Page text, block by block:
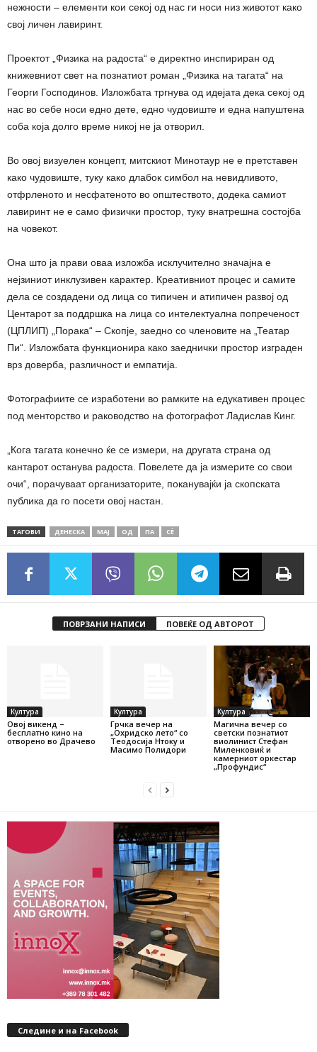
нежности – елементи кои секој од нас ги носи низ животот како
свој личен лавиринт.
Проектот „Физика на радоста“ е директно инспириран од
книжевниот свет на познатиот роман „Физика на тагата“ нa
Георги Господинов. Изложбата тргнува од идејата дека секој од
нас во себе носи едно дете, едно чудовиште и една напуштена
соба која долго време никој не ја отворил.
Во овој визуелен концепт, митскиот Минотаур не е претставен
како чудовиште, туку како длабок симбол на невидливото,
отфрленото и несфатеното во општеството, додека самиот
лавиринт не е само физички простор, туку внатрешна состојба
на човекот.
Она што ја прави оваа изложба исклучително значајна е
нејзиниот инклузивен карактер. Креативниот процес и самите
дела се создадени од лица со типичен и атипичен развој од
Центарот за поддршка на лица со интелектуална попреченост
(ЦПЛИП) „Порака“ – Скопје, заедно со членовите на „Театар
Пи“. Изложбата функционира како заеднички простор изграден
врз доверба, различност и емпатија.
Фотографиите се изработени во рамките на едукативен процес
под менторство и раководство на фотографoт Ладислав Кинг.
„Кога тагата конечно ќе се измери, на другата страна од
кантарот останува радоста. Повелете да ја измерите со свои
очи“, порачуваат организаторите, поканувајќи ја скопската
публика да го посети овој настан.
ТАГОВИ ДЕНЕСКА МАЈ ОД ПА СÈ
ПОВРЗАНИ НАПИСИ ПОВЕЌЕ ОД АВТОРОТ
Култура
Овој викенд –
бесплатно кино на
отворено во Драчево
Култура
Грчка вечер на
„Охридско лето“ со
Теодосија Нтоку и
Масимо Полидори
Култура
Магична вечер со
светски познатиот
виолинист Стефан
Миленковиќ и
камерниот оркестар
„Профундис“
Следине и на Facebook